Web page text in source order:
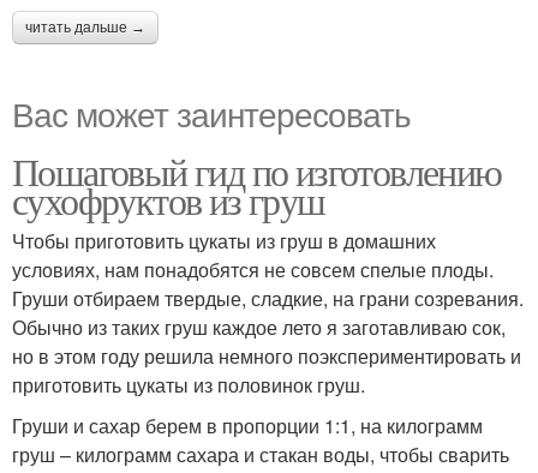
читать дальше →
Вас может заинтересовать
Пошаговый гид по изготовлению
сухофруктов из груш
Чтобы приготовить цукаты из груш в домашних
условиях, нам понадобятся не совсем спелые плоды.
Груши отбираем твердые, сладкие, на грани созревания.
Обычно из таких груш каждое лето я заготавливаю сок,
но в этом году решила немного поэкспериментировать и
приготовить цукаты из половинок груш.
Груши и сахар берем в пропорции 1:1, на килограмм
груш – килограмм сахара и стакан воды, чтобы сварить